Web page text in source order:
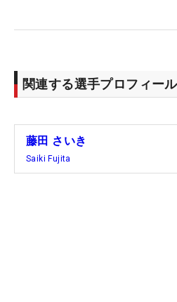
関連する選手プロフィー
藤田 さいき
Saiki Fujita